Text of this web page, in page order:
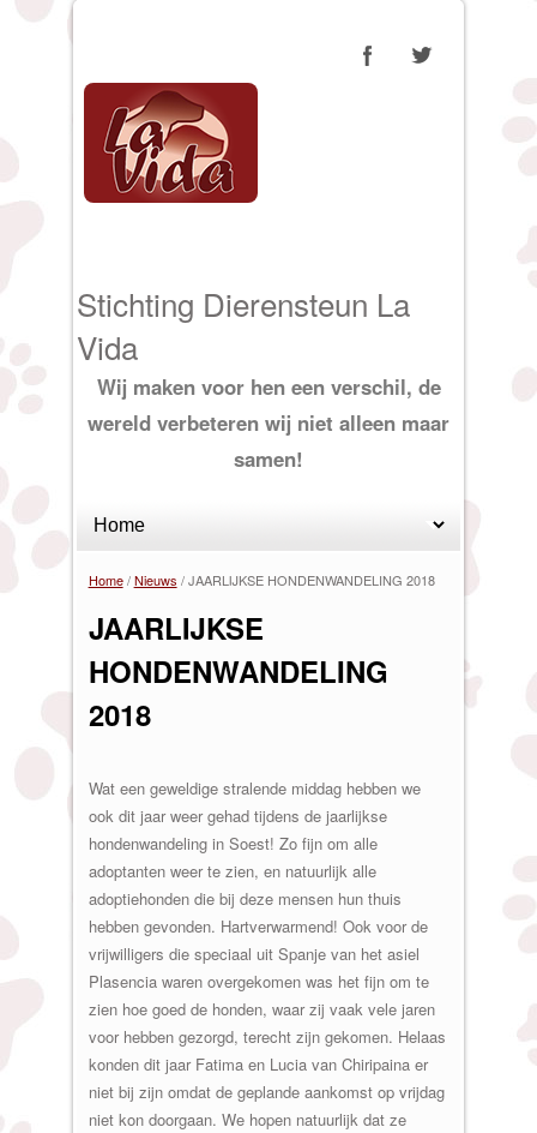
Stichting Dierensteun La
Vida
Wij maken voor hen een verschil, de
wereld verbeteren wij niet alleen maar
samen!
Home / Nieuws / JAARLIJKSE HONDENWANDELING 2018
JAARLIJKSE
HONDENWANDELING
2018
Wat een geweldige stralende middag hebben we
ook dit jaar weer gehad tijdens de jaarlijkse
hondenwandeling in Soest! Zo fijn om alle
adoptanten weer te zien, en natuurlijk alle
adoptiehonden die bij deze mensen hun thuis
hebben gevonden. Hartverwarmend! Ook voor de
vrijwilligers die speciaal uit Spanje van het asiel
Plasencia waren overgekomen was het fijn om te
zien hoe goed de honden, waar zij vaak vele jaren
voor hebben gezorgd, terecht zijn gekomen. Helaas
konden dit jaar Fatima en Lucia van Chiripaina er
niet bij zijn omdat de geplande aankomst op vrijdag
niet kon doorgaan. We hopen natuurlijk dat ze